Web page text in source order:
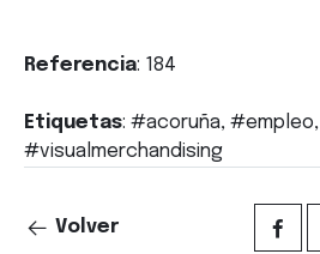
Referencia: 184
Etiquetas: #acoruña, #empleo,
#visualmerchandising
Volver